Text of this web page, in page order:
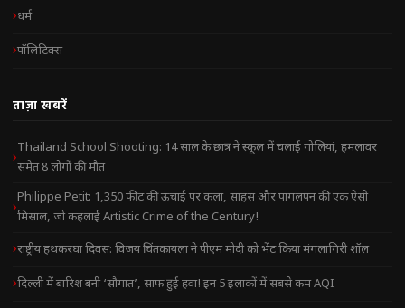
धर्म
पॉलिटिक्स
ताज़ा खबरें
Thailand School Shooting: 14 साल के छात्र ने स्कूल में चलाई गोलियां, हमलावर
समेत 8 लोगों की मौत
Philippe Petit: 1,350 फीट की ऊंचाई पर कला, साहस और पागलपन की एक ऐसी
मिसाल, जो कहलाई Artistic Crime of the Century!
राष्ट्रीय हथकरघा दिवस: विजय चिंतकायला ने पीएम मोदी को भेंट किया मंगलागिरी शॉल
दिल्ली में बारिश बनी ‘सौगात’, साफ हुई हवा! इन 5 इलाकों में सबसे कम AQI